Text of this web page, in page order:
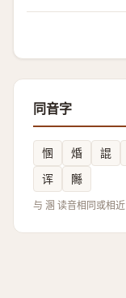
同音字
㥵 焝 䛰
诨
䧰
与 溷 读音相同或相近